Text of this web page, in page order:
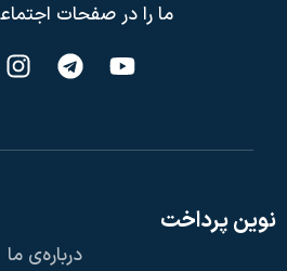
ما را در صفحات
نوین پرداخت
درباره‌ی ما